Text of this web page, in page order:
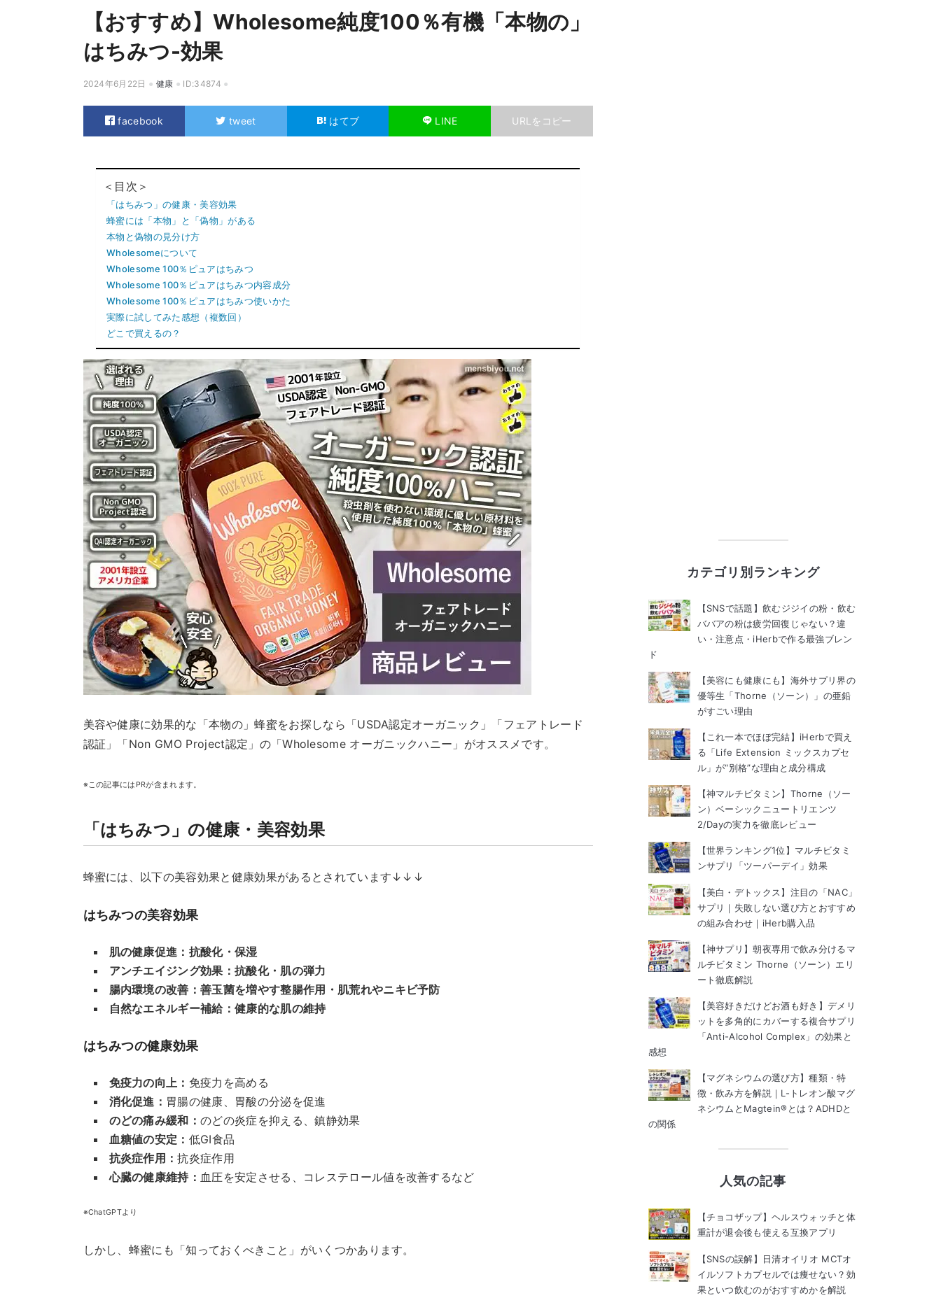
【おすすめ】Wholesome純度100％有機「本物の」
はちみつ-効果
2024年6月22日 健康 ID:34874
facebook tweet はてブ LINE URLをコピー
＜目次＞
「はちみつ」の健康・美容効果
蜂蜜には「本物」と「偽物」がある
本物と偽物の見分け方
Wholesomeについて
Wholesome 100％ピュアはちみつ
Wholesome 100％ピュアはちみつ内容成分
Wholesome 100％ピュアはちみつ使いかた
実際に試してみた感想（複数回）
どこで買えるの？
美容や健康に効果的な「本物の」蜂蜜をお探しなら「USDA認定オーガニック」「フェアトレード
認証」「Non GMO Project認定」の「Wholesome オーガニックハニー」がオススメです。
※この記事にはPRが含まれます。
「はちみつ」の健康・美容効果
蜂蜜には、以下の美容効果と健康効果があるとされています↓↓↓
はちみつの美容効果
肌の健康促進：抗酸化・保湿
アンチエイジング効果：抗酸化・肌の弾力
腸内環境の改善：善玉菌を増やす整腸作用・肌荒れやニキビ予防
自然なエネルギー補給：健康的な肌の維持
はちみつの健康効果
免疫力の向上： 免疫力を高める
消化促進： 胃腸の健康、胃酸の分泌を促進
のどの痛み緩和：のどの炎症を抑える、鎮静効果
血糖値の安定： 低GI食品
抗炎症作用：抗炎症作用
心臓の健康維持： 血圧を安定させる、コレステロール値を改善するなど
※ChatGPTより
しかし、蜂蜜にも「知っておくべきこと」がいくつかあります。
カテゴリ別ランキング
【SNSで話題】飲むジジイの粉・飲む
ババアの粉は疲労回復じゃない？違
い・注意点・iHerbで作る最強ブレン
ド
【美容にも健康にも】海外サプリ界の
優等生「Thorne（ソーン）」の亜鉛
がすごい理由
【これ一本でほぼ完結】iHerbで買え
る「Life Extension ミックスカプセ
ル」が“別格”な理由と成分構成
【神マルチビタミン】Thorne（ソー
ン）ベーシックニュートリエンツ
2/Dayの実力を徹底レビュー
【世界ランキング1位】マルチビタミ
ンサプリ「ツーパーデイ」効果
【美白・デトックス】注目の「NAC」
サプリ｜失敗しない選び方とおすすめ
の組み合わせ｜iHerb購入品
【神サプリ】朝夜専用で飲み分けるマ
ルチビタミン Thorne（ソーン）エリ
ート徹底解説
【美容好きだけどお酒も好き】デメリ
ットを多角的にカバーする複合サプリ
「Anti-Alcohol Complex」の効果と
感想
【マグネシウムの選び方】種類・特
徴・飲み方を解説｜L-トレオン酸マグ
ネシウムとMagtein®とは？ADHDと
の関係
人気の記事
【チョコザップ】ヘルスウォッチと体
重計が退会後も使える互換アプリ
【SNSの誤解】日清オイリオ MCTオ
イルソフトカプセルでは痩せない？効
果といつ飲むのがおすすめかを解説